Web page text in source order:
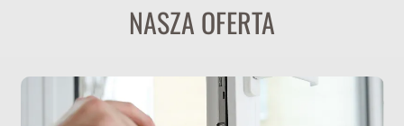
NASZA OFERTA